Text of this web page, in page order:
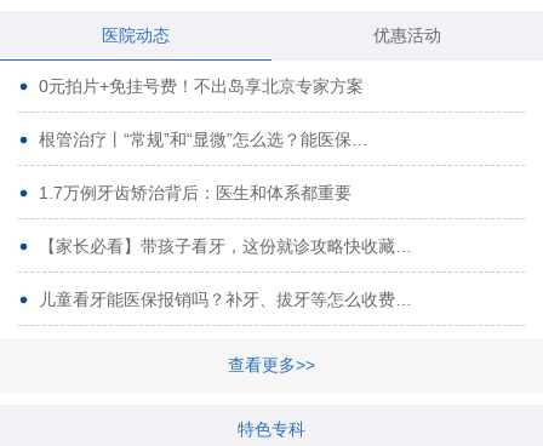
医院动态 优惠活动
0元拍片+免挂号费！不出岛享北京专家方案
根管治疗丨“常规”和“显微”怎么选？能医保…
1.7万例牙齿矫治背后：医生和体系都重要
【家长必看】带孩子看牙，这份就诊攻略快收藏…
儿童看牙能医保报销吗？补牙、拔牙等怎么收费…
查看更多>>
特色专科